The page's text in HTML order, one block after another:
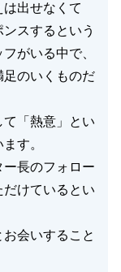
とでお困りの
介下さいま
。
出せなくて
スするという
がいる中で、
のいくものだ
「熱意」とい
す。
長のフォロー
けているとい
会いすること